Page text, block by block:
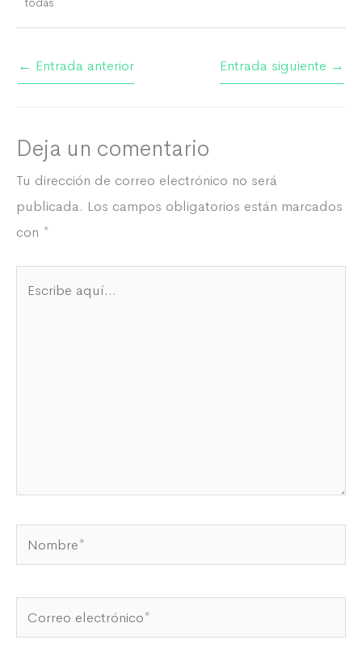
← Entrada anterior Entrada siguiente →
Deja un comentario
Tu dirección de correo electrónico no será
publicada. Los campos obligatorios están marcados
con *
Nombre*
Correo
electrónico*